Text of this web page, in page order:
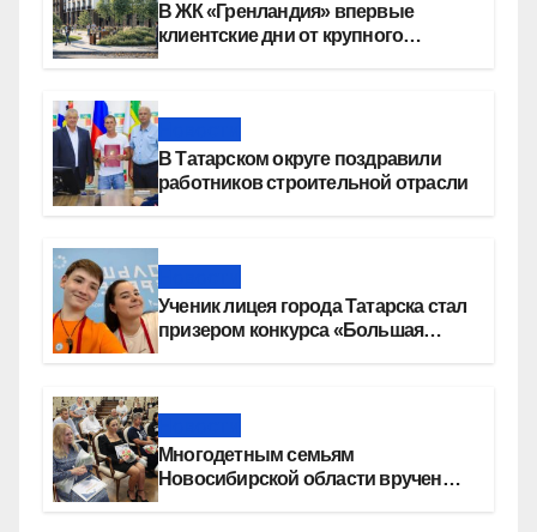
В ЖК «Гренландия» впервые
клиентские дни от крупного
В Татарском округе поздравили
работников строительной отрасли
Ученик лицея города Татарска стал
призером конкурса «Большая
Многодетным семьям
Новосибирской области вручены